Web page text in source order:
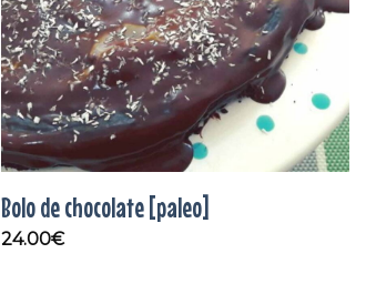
Bolo de chocolate [paleo]
24.00€